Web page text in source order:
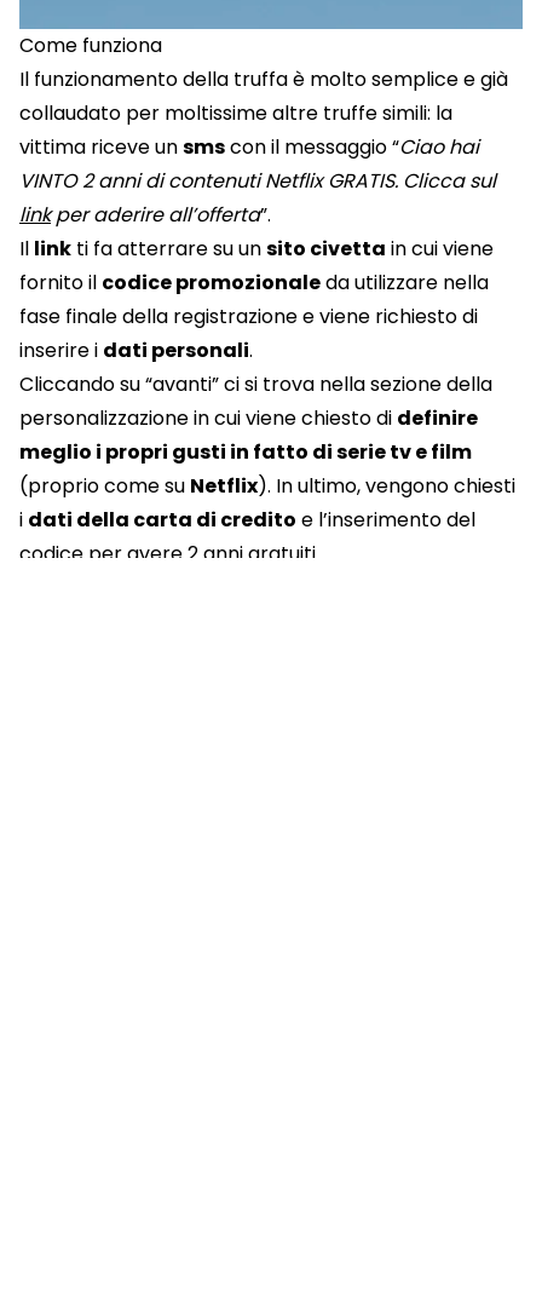
Come funziona
Il funzionamento della truffa è molto semplice e già
collaudato per moltissime altre truffe simili: la
vittima riceve unsmscon il messaggio “Ciao hai
VINTO 2 anni di contenuti Netflix GRATIS. Clicca sul
linkper aderire all’offerta”.
Il link ti fa atterrare su unsito civetta in cui viene
fornito il codice promozionaleda utilizzare nella
fase finale della registrazione e viene richiesto di
inserire i dati personali.
Cliccando su “avanti” ci si trova nella sezione della
personalizzazione in cui viene chiesto di definire
meglio i propri gusti in fatto di serie tv e film
(proprio come su Netflix). In ultimo, vengono chiesti
i dati della carta di credito e l’inserimento del
codice per avere 2 anni gratuiti.